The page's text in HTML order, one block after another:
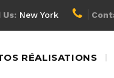
Us: New York
RÉALISATIONS